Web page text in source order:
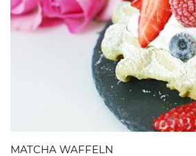
MATCHA WAFFELN